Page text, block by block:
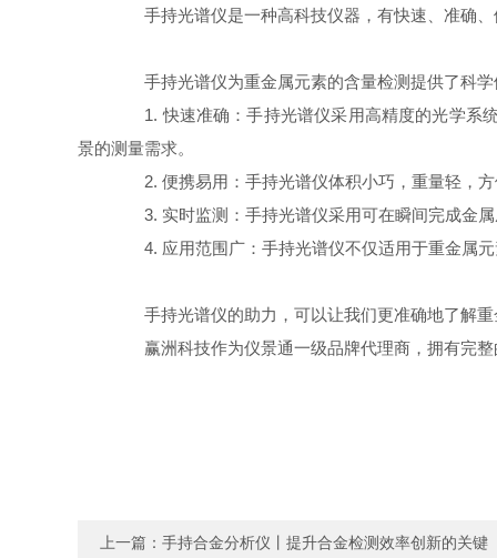
手持光谱仪是一种高科技仪器，有快速、准确、
手持光谱仪为重金属元素的含量检测提供了科学
1. 快速准确：手持光谱仪采用高精度的光学系统
景的测量需求。
2. 便携易用：手持光谱仪体积小巧，重量轻，方
3. 实时监测：手持光谱仪采用可在瞬间完成金属
4. 应用范围广：手持光谱仪不仅适用于重金属元
手持光谱仪的助力，可以让我们更准确地了解重
赢洲科技作为仪景通一级品牌代理商，拥有完整
上一篇： 手持合金分析仪丨提升合金检测效率创新的关键